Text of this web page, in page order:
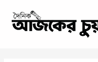
content